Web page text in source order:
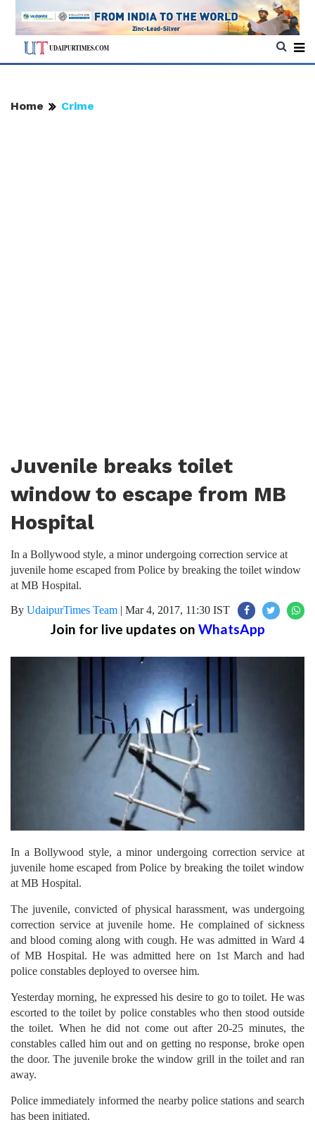
Home Crime
Juvenile breaks toilet
window to escape from MB
Hospital
In a Bollywood style, a minor undergoing correction service at
juvenile home escaped from Police by breaking the toilet window
at MB Hospital.
By UdaipurTimes Team | Mar 4, 2017, 11:30 IST
Join for live updates on WhatsApp
In a Bollywood style, a minor undergoing correction service at
juvenile home escaped from Police by breaking the toilet window
at MB Hospital.
The juvenile, convicted of physical harassment, was undergoing
correction service at juvenile home. He complained of sickness
and blood coming along with cough. He was admitted in Ward 4
of MB Hospital. He was admitted here on 1st March and had
police constables deployed to oversee him.
Yesterday morning, he expressed his desire to go to toilet. He was
escorted to the toilet by police constables who then stood outside
the toilet. When he did not come out after 20-25 minutes, the
constables called him out and on getting no response, broke open
the door. The juvenile broke the window grill in the toilet and ran
away.
Police immediately informed the nearby police stations and search
has been initiated.